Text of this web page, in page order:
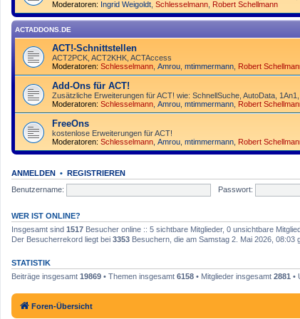
Moderatoren: Ingrid Weigoldt Schlesselmann Robert Schellmann
ACTADDONS.DE
ACT!-Schnittstellen
ACT2PCK, ACT2KHK, ACTAccess
Moderatoren: Schlesselmann Amrou mtimmermann Robert
Add-Ons für ACT!
Zusätzliche Erweiterungen für ACT! wie: SchnellSuche, AutoData, 1An1,
Moderatoren: Schlesselmann Amrou mtimmermann Robert
FreeOns
kostenlose Erweiterungen für ACT!
Moderatoren: Schlesselmann Amrou mtimmermann Robert
ANMELDEN • REGISTRIEREN
Benutzername:
Passwort:
WER IST ONLINE?
Insgesamt sind 1517 Besucher online :: 5 sichtbare Mitglieder, 0 unsichtbare
Der Besucherrekord liegt bei 3353 Besuchern, die am Samstag 2. Mai 2026, 08:03
STATISTIK
Beiträge insgesamt 19869 • Themen insgesamt 6158 • Mitglieder insgesamt 2881 •
Foren-Übersicht